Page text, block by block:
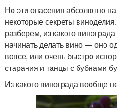
Но эти опасения абсолютно
некоторые секреты
разберем, из какого
начинать делать вино — оно
вовсе, или очень быстро
старания и танцы с бубнами
Из какого винограда вообще